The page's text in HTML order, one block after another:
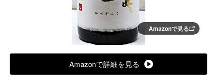
Amazonで見る
Amazonで詳細を見る